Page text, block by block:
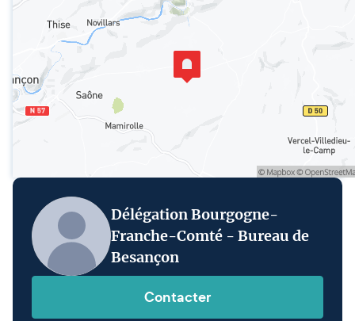
Délégation Bourgogne-
Franche-Comté - Bureau de
Besançon
Contacter